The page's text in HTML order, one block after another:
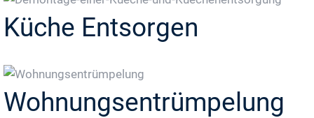
Küche Entsorgen
Wohnungsentrümpelung